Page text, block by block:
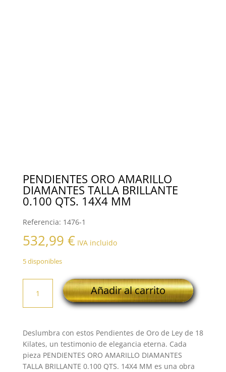
PENDIENTES ORO AMARILLO
DIAMANTES TALLA BRILLANTE
0.100 QTS. 14X4 MM
Referencia: 1476-1
532,99 € IVA incluido
5 disponibles
PENDIENTES
ORO
AMARILLO
TALLA
BRILLANTE
0.100
QTS.
Añadir al carrito
Deslumbra con estos Pendientes de Oro de Ley de 18
Kilates, un testimonio de elegancia eterna. Cada
pieza PENDIENTES ORO AMARILLO DIAMANTES
TALLA BRILLANTE 0.100 QTS. 14X4 MM es una obra